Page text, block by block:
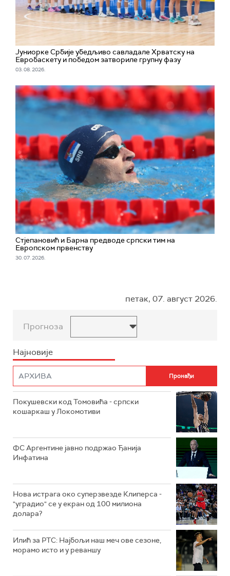
Јуниорке Србије убедљиво савладале Хрватску на
Евробаскету и победом затвориле групну фазу
03. 08. 2026.
Стјепановић и Барна предводе српски тим на
Европском првенству
30. 07. 2026.
петак, 07. август 2026.
Прогноза
Најновије
Покушевски код Томовића - српски
кошаркаш у Локомотиви
ФС Аргентине јавно подржао Ђанија
Инфатина
Нова истрага око суперзвезде Клиперса -
"уградио" се у екран од 100 милиона
долара?
Илић за РТС: Најбољи наш меч ове сезоне,
морамо исто и у реваншу